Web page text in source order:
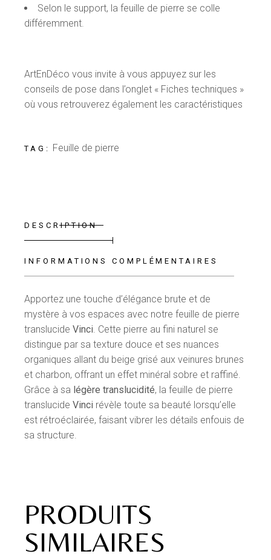
Selon le support, la feuille de pierre se colle
différemment.
ArtEnDéco vous invite à vous appuyez sur les
conseils de pose dans l’onglet « Fiches techniques »
où vous retrouverez également les caractéristiques
TAG: Feuille de pierre
DESCRIPTION
INFORMATIONS COMPLÉMENTAIRES
Apportez une touche d’élégance brute et de
mystère à vos espaces avec notre feuille de pierre
translucideVinci. Cette pierre au fini naturel se
distingue par sa texture douce et ses nuances
organiques allant du beige grisé aux veinures brunes
et charbon, offrant un effet minéral sobre et raffiné.
Grâce à sa légère translucidité, la feuille de pierre
translucideVinci révèle toute sa beauté lorsqu’elle
est rétroéclairée, faisant vibrer les détails enfouis de
sa structure.
PRODUITS
SIMILAIRES